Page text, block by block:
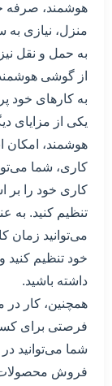
هوشمند، صرفه
منزل، نیازی
به حمل و نقل
از گوشی
به کارهای خود
یکی از مزایای
هوشمند، امکان
کاری، شما
کاری خود را
تنظیم کنید. به
می‌توانید زمان
خود تنظیم کنید
داشته باشید.
همچنین، کار در
فرصتی برای
شما می‌توانید
فروش محصولات،